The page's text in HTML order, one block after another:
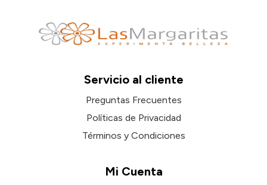
Servicio al cliente
Preguntas Frecuentes
Políticas de Privacidad
Términos y Condiciones
Mi Cuenta